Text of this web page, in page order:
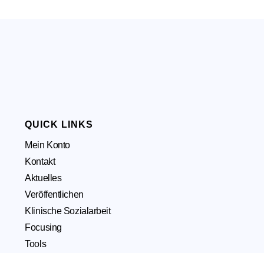
QUICK LINKS
Mein Konto
Kontakt
Aktuelles
Veröffentlichen
Klinische Sozialarbeit
Focusing
Tools